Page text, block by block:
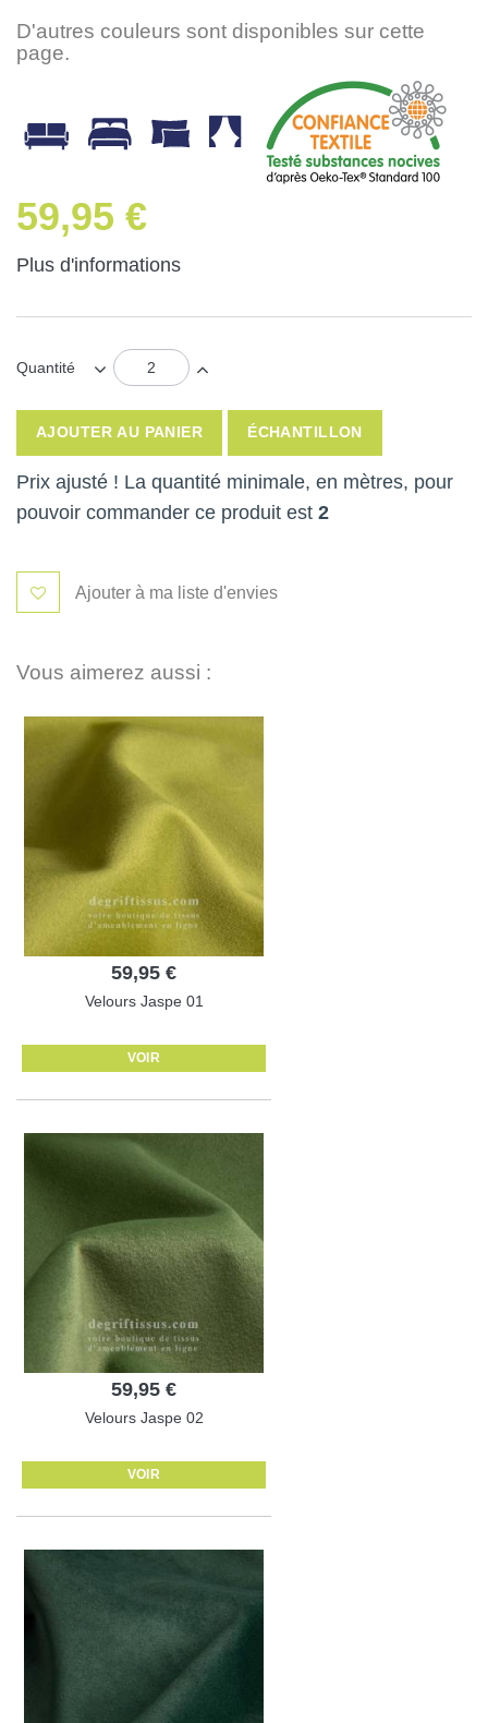
D'autres couleurs sont disponibles sur cette
page.
59,95 €
Plus d'informations
Quantité
AJOUTER AU PANIER ÉCHANTILLON
Prix ajusté ! La quantité minimale, en mètres, pour
pouvoir commander ce produit est 2
Ajouter à ma liste d'envies
Vous aimerez aussi :
59,95 €
Velours Jaspe 01
VOIR
59,95 €
Velours Jaspe 02
VOIR